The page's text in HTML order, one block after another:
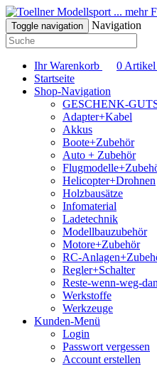
... mehr
Toggle navigation Navigation
Ihr Warenkorb 0 Artikel
Startseite
Shop-Navigation
GESCHENK-
Adapter+Kabel
Akkus
Boote+Zubehör
Auto + Zubehör
Helicopter+Drohnen
Holzbausätze
Infomaterial
Ladetechnik
Modellbauzubehör
Motore+Zubehör
RC-
Regler+Schalter
Reste-wenn-weg-
Werkstoffe
Werkzeuge
Kunden-Menü
Login
Passwort vergessen
Account erstellen